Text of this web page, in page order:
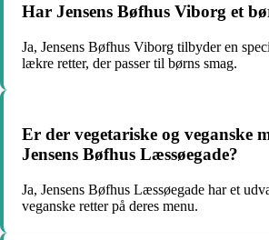
Har Jensens Bøfhus Viborg et
Ja, Jensens Bøfhus Viborg tilbyder en
lækre retter, der passer til børns smag.
Er der vegetariske og veganske
Jensens Bøfhus Læssøegade?
Ja, Jensens Bøfhus Læssøegade har et
veganske retter på deres menu.